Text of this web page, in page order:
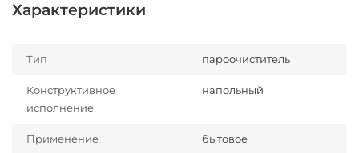
Характеристики
Тип пароочиститель
Конструктивное
исполнение
напольный
Применение бытовое